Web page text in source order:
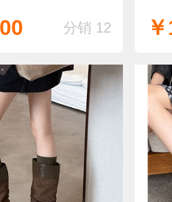
分销 12